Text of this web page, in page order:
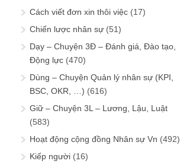
Cách viết đơn xin thôi việc (17)
Chiến lược nhân sự (51)
Dạy – Chuyện 3Đ – Đánh giá, Đào tạo,
Động lực (470)
Dùng – Chuyện Quản lý nhân sự (KPI,
BSC, OKR, …) (616)
Giữ – Chuyện 3L – Lương, Lậu, Luật
(583)
Hoạt động cộng đồng Nhân sự Vn (492)
Kiếp người (16)